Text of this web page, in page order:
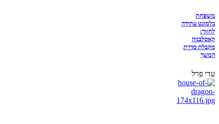
משפחת
בלמונט עתידה
לחזור:
קאסלבניה
מקבלת סדרת
המשך
עדי פרל